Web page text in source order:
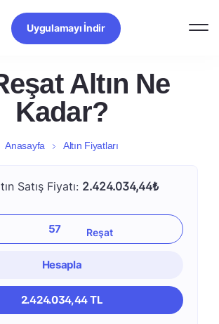
Uygulamayı İndir
Altın Ne
Kadar?
Anasayfa Altın Fiyatları
Satış Fiyatı: 2.424.034,44₺
Hesapla
2.424.034,44 TL